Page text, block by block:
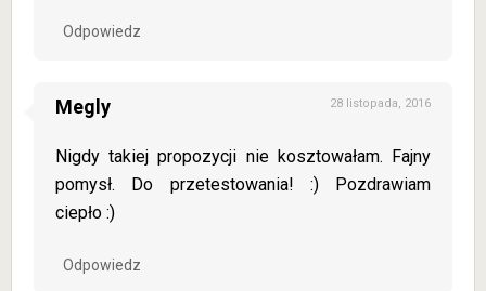
Odpowiedz
Megly 28 listopada, 2016
Nigdy takiej propozycji nie kosztowałam. Fajny
pomysł. Do przetestowania! :) Pozdrawiam
ciepło :)
Odpowiedz